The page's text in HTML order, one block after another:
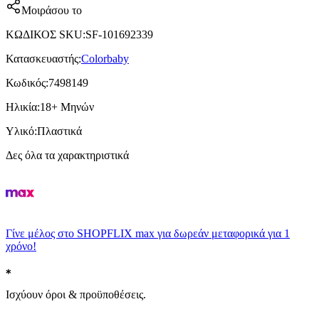
Μοιράσου το
ΚΩΔΙΚΟΣ SKU:SF-101692339
Κατασκευαστής:Colorbaby
Κωδικός:7498149
Ηλικία:18+ Μηνών
Υλικό:Πλαστικά
Δες όλα τα χαρακτηριστικά
Γίνε μέλος στο SHOPFLIX max για δωρεάν μεταφορικά για 1
χρόνο!
Ισχύουν όροι & προϋποθέσεις.